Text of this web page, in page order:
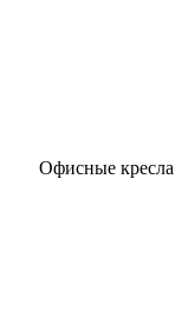
Офисные кресла